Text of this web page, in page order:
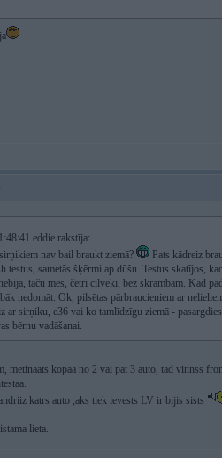
eddie rakstīja:
nav bail braukt ziemā?
Pats kādreiz
testus, sametās šķērmi ap dūšu. Testus skatījos,
taču mēs, četri cilvēki, bez skrambām. Kad
nedomāt. Ok, pilsētas pārbraucieniem ar
ar sirņiku, e36 vai ko tamlīdzīgu ziemā -
bērnu vadāšanai.
metinaats kopaa no 2 vai pat 3 auto, tad vinnss
katrs auto ,aks tiek ievests LV ir bijis sists
lieta.